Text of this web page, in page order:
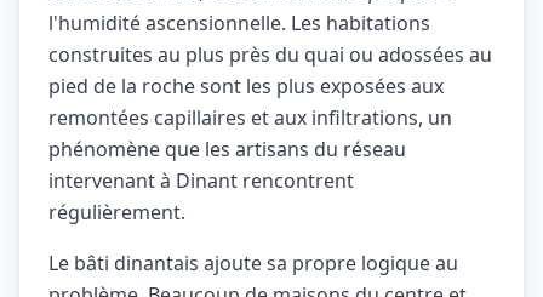
l'humidité ascensionnelle. Les habitations
construites au plus près du quai ou adossées au
pied de la roche sont les plus exposées aux
remontées capillaires et aux infiltrations, un
phénomène que les artisans du réseau
intervenant à Dinant rencontrent
régulièrement.
Le bâti dinantais ajoute sa propre logique au